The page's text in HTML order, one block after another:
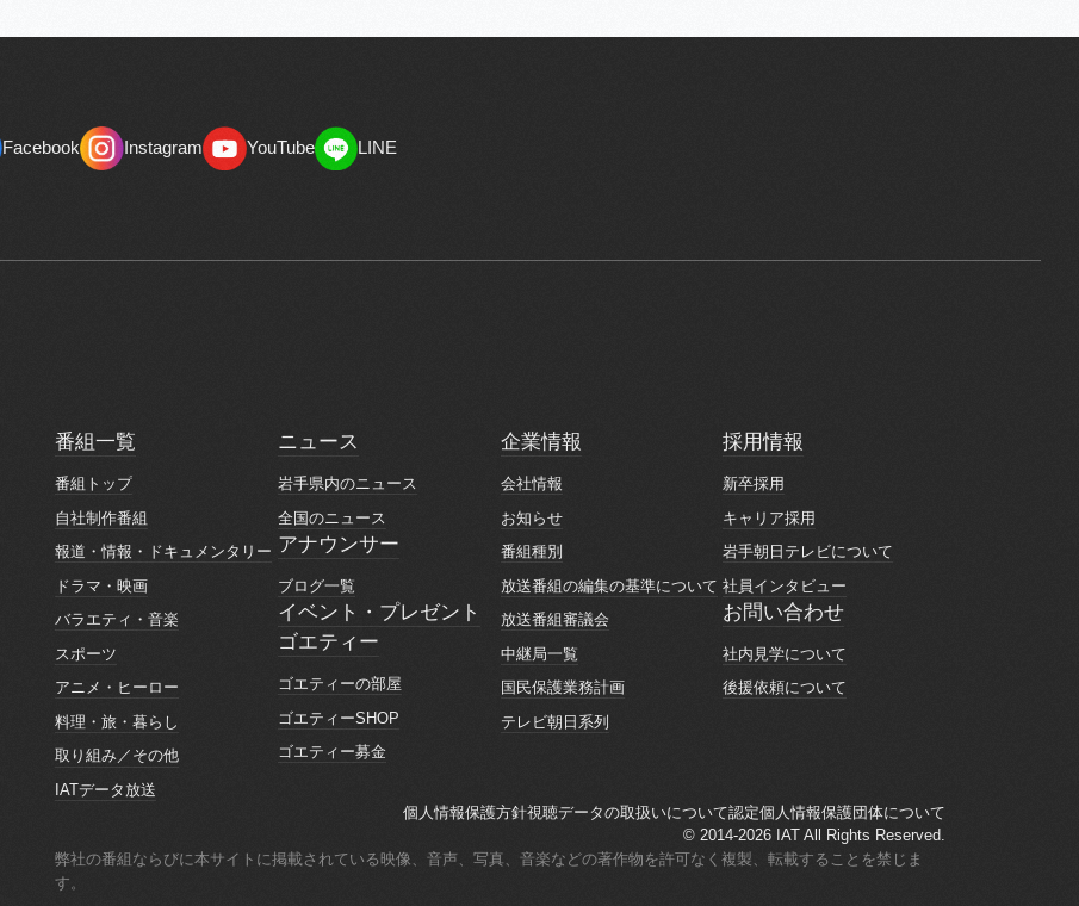
Facebook
Instagram
YouTube
LINE
番組一覧
番組一覧
番組トップ
自社制作番組
自社制作番組
報道・情報・ドキュメンタリー
報道・情報・ドキュメンタリー
ドラマ・映画
バラエティ・音楽
スポーツ
アニメ・ヒーロー
アニメ・ヒーロー
料理・旅・暮らし
料理・旅・暮らし
取り組み／その他
取り組み／その他
IATデータ放送
ニュース
ニュース
岩手県内のニュース
全国のニュース
全国のニュース
アナウンサー
アナウンサー
ブログ一覧
ブログ一覧
イベント・プレゼント
イベント・プレゼント
ゴエティー
ゴエティー
ゴエティーの部屋
ゴエティーの部屋
ゴエティーSHOP
ゴエティーSHOP
ゴエティー募金
企業情報
企業情報
会社情報
お知らせ
お知らせ
番組種別
番組種別
放送番組の編集の基準について
放送番組の編集の基準について
放送番組審議会
放送番組審議会
中継局一覧
中継局一覧
国民保護業務計画
国民保護業務計画
テレビ朝日系列
採用情報
採用情報
新卒採用
キャリア採用
キャリア採用
岩手朝日テレビについて
岩手朝日テレビについて
社員インタビュー
社員インタビュー
お問い合わせ
お問い合わせ
社内見学について
社内見学について
後援依頼について
個人情報保護方針視聴データの取扱いについて
視聴データの取扱いについて
認定個人情報保護団体について
認定個人情報保護団体について
© 2014-2026 IAT All Rights Reserved.
弊社の番組ならびに本サイトに掲載されている映像、音声、写真、音楽などの著作物を許可なく複製、転載することを禁じま
す。